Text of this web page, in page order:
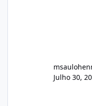
Julho 30,